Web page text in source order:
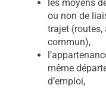
les moyens
ou non de
trajet (routes,
commun),
même
d’emploi,